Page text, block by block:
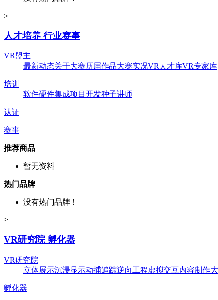
>
人才培养 行业赛事
VR盟主
最新动态关于大赛历届作品大赛实况VR人才库VR专家库
培训
软件硬件集成项目开发种子讲师
认证
赛事
推荐商品
暂无资料
热门品牌
没有热门品牌！
>
VR研究院 孵化器
VR研究院
立体展示沉浸显示动捕追踪逆向工程虚拟交互内容制作
孵化器